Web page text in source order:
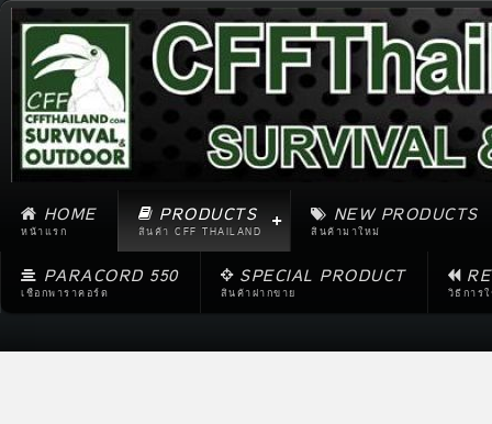
HOME
หน้าแรก
PRODUCTS
สินค้า CFF THAILAND
NEW PRODUCTS
สินค้ามาใหม่
PARACORD 550
เชือกพาราคอร์ด
SPECIAL PRODUCT
สินค้าฝากขาย วิธีการ